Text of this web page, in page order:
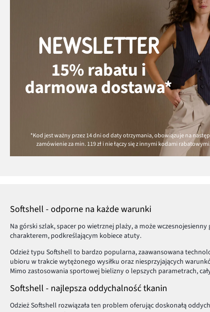
NEWSLETTER
15% rabatu i
darmowa dostawa*
*Kod jest ważny przez 14 dni od daty otrzymania, obowiązuje na
zamówienie za min. 119 złi nie łączy się z innymi kodami
Softshell - odporne na każde warunki
Na górski szlak, spacer po wietrznej plaży, a może
charakterem, podkreślającym kobiece atuty.
Odzież typu Softshell to bardzo popularna, zaawansowana
ubioru w trakcie wytężonego wysiłku oraz niesprzyjających
Mimo zastosowania sportowej bielizny o lepszych parametrach,
Softshell - najlepsza oddychalność tkanin
Odzież Softshell rozwiązała ten problem oferując doskonałą